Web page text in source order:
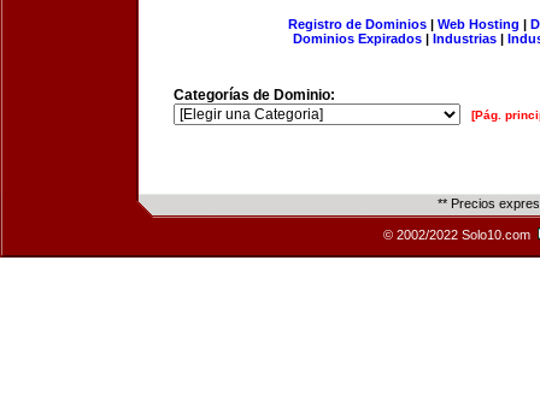
Registro de Dominios| Web Hosting |
Dominios Expirados | Industrias |
Categorías de Dominio:
[Pág.
** Precios
© 2002/2022 Solo10.com